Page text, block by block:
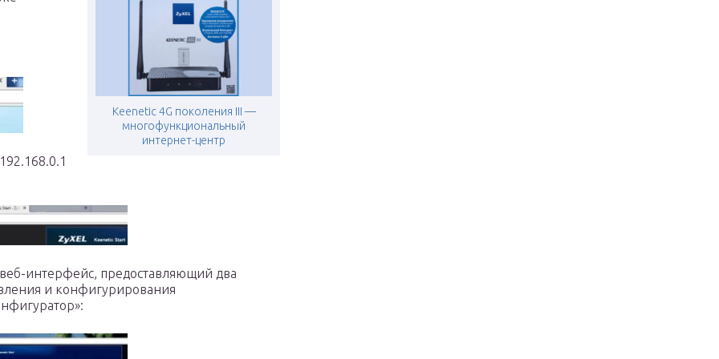
Keenetic 4G поколения III —
многофункциональный
интернет-центр
интерфейс, предоставляющий два
и конфигурирования